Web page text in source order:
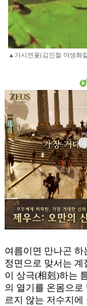
▲가시연꽃(김인철 야생화
여름이면 만나곤 하
정면으로 맞서는 계
이 상극(相剋)하는
의 열기를 온몸으로
르지 않는 저수지